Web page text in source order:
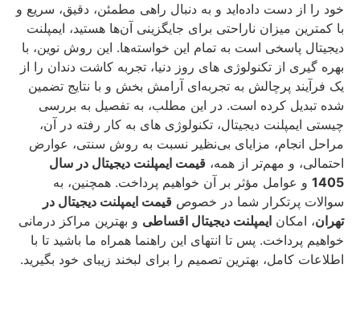
خود را از دست داده‌اید و به دنبال راهی مطمئن، دقیق، سریع و
با کمترین میزان ناراحتی برای جایگزینی آن‌ها هستید، ایمپلنت
دیجیتال پاسخی است به تمام این خواسته‌ها. این روش نوین، با
بهره‌ گیری از تکنولوژی‌ های روز دنیا، تجربه کاشت دندان را از
یک فرآیند پرچالش به تجربه‌ای آرامش‌ بخش و با نتایج تضمین
شده تبدیل کرده است. در این مطلب، به تفصیل به بررسی
چیستی ایمپلنت دیجیتال، تکنولوژی‌ های به کار رفته در آن،
مراحل انجام، مزایای بی‌نظیر نسبت به روش سنتی، عوارض
احتمالی، و مهم‌تر از همه، قیمت ایمپلنت دیجیتال در سال
1405 و عوامل مؤثر بر آن خواهیم پرداخت. همچنین، به
سوالات پرتکرار شما در خصوص قیمت ایمپلنت دیجیتال در
تهران، امکان ایمپلنت دیجیتال اقساطی و بهترین مراکز درمانی
خواهیم پرداخت. پس تا انتهای این راهنما همراه ما باشید تا با
اطلاعات کامل، بهترین تصمیم را برای لبخند زیبای خود بگیرید.